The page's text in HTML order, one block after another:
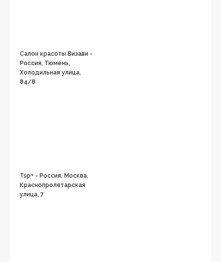
Салон красоты Визави -
Россия, Тюмень,
Холодильная улица,
84/8
Tsp+ - Россия, Москва,
Краснопролетарская
улица, 7